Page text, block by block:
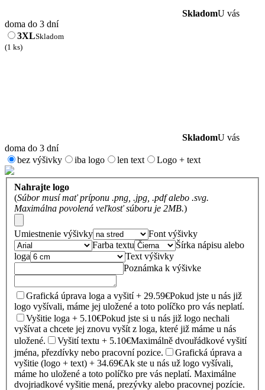
SkladomU vás
doma do 3 dní
3XLSkladom
(1 ks)
SkladomU vás
doma do 3 dní
bez výšivky
iba logo len text Logo + text
Nahrajte logo
(Súbor musí mať príponu .png, .jpg, .pdf alebo .svg.
Maximálna povolená veľkosť súboru je 2MB.)
Umiestnenie výšivky
Font výšivky
Farba textu
Šírka nápisu alebo
loga
Text výšivky
Poznámka k výšivke
Grafická úprava loga a vyšití + 29.59€Pokud jste u nás již
logo vyšívali, máme jej uložené a toto políčko pro vás neplatí.
Vyšitie loga + 5.10€Pokud jste si u nás již logo nechali
vyšívat a chcete jej znovu vyšít z loga, které již máme u nás
uložené.
Vyšití textu + 5.10€Maximálně dvouřádkové vyšití
jména, přezdívky nebo pracovní pozice.
Grafická úprava a
vyšitie (logo + text) + 34.69€Ak ste u nás už logo vyšívali,
máme ho uložené a toto políčko pre vás neplatí. Maximálne
dvojriadkové vyšitie mená, prezývky alebo pracovnej pozície.